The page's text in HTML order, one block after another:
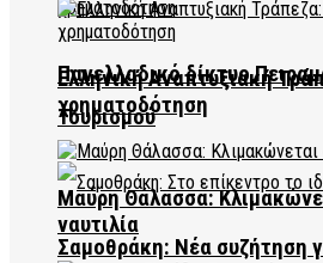
Πανελλαδικό δίκτυο
Τουρισμού
Σαμοθράκη: Νέα συζήτηση
Ελληνική Αναπτυξιακή
χρηματοδότηση
Μαύρη Θάλασσα:
ναυτιλία